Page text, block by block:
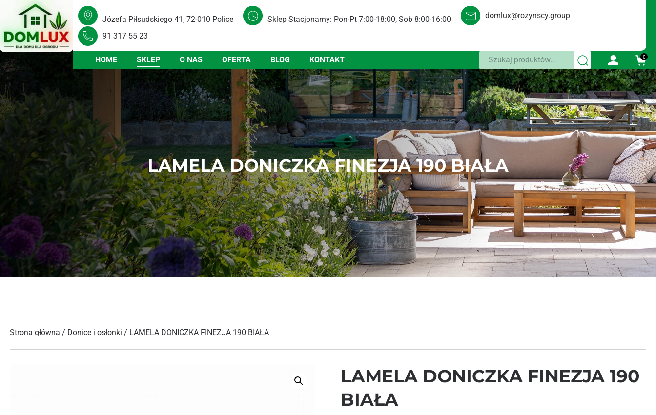
Józefa Piłsudskiego 41, 72-010 Police Sklep Stacjonarny: Pon-Pt 7:00-18:00, Sob 8:00-16:00 domlux@rozynscy.group
91 317 55 23
HOME SKLEP O NAS OFERTA BLOG KONTAKT Szukaj: 0
LAMELA DONICZKA FINEZJA 190 BIAŁA
Strona główna / Donice i osłonki / LAMELA DONICZKA FINEZJA 190 BIAŁA
LAMELA DONICZKA FINEZJA 190
BIAŁA